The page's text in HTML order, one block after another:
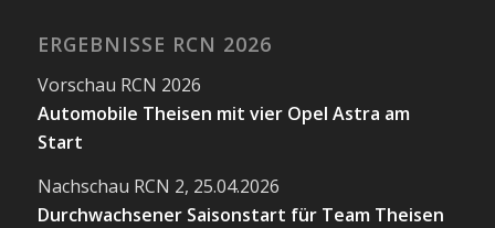
ERGEBNISSE RCN 2026
Vorschau RCN 2026
Automobile Theisen mit vier Opel Astra am
Start
Nachschau RCN 2, 25.04.2026
Durchwachsener Saisonstart für Team Theisen